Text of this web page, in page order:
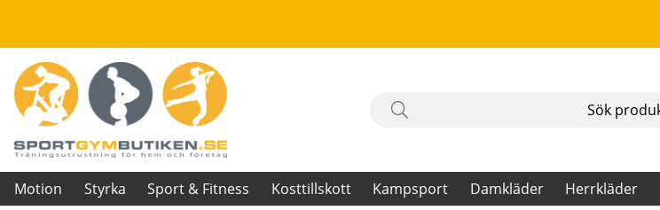
Motion Styrka Sport & Fitness Kosttillskott Kampsport Damkläder Herrkläder